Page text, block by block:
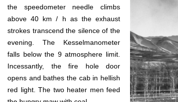
the speedometer needle climbs
above 40 km / h as the exhaust
strokes transcend the silence of the
evening. The Kesselmanometer
falls below the 9 atmosphere limit.
Incessantly, the fire hole door
opens and bathes the cab in hellish
red light. The two heater men feed